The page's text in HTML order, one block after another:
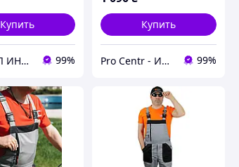
Купить
АРСЕНАЛ ИНСТРУМЕНТА 99%
Купить
Pro Centr - Интернет-магазин спецодежды, спецобуви и средств индивидуальной защиты 99%